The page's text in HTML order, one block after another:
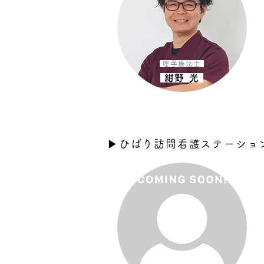
理学療法士
紺野 光
▶︎ひばり訪問看護ステーショ